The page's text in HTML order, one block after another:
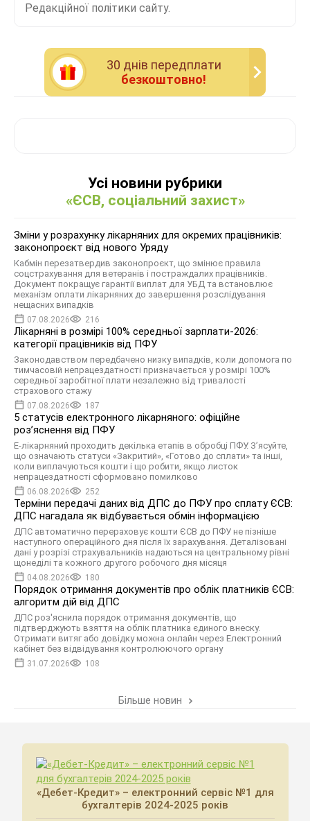
Редакційної політики сайту.
30 днiв передплати
безкоштовно!
Усі новини рубрики
«ЄСВ, соціальний захист»
Зміни у розрахунку лікарняних для окремих працівників:
законопроєкт від нового Уряду
Кабмін перезатвердив законопроєкт, що змінює правила
соцстрахування для ветеранів і постраждалих працівників.
Документ покращує гарантії виплат для УБД та встановлює
механізм оплати лікарняних до завершення розслідування
нещасних випадків
07.08.2026 216
Лікарняні в розмірі 100% середньої зарплати-2026:
категорії працівників від ПФУ
Законодавством передбачено низку випадків, коли допомога по
тимчасовій непрацездатності призначається у розмірі 100%
середньої заробітної плати незалежно від тривалості
страхового стажу
07.08.2026 187
5 статусів електронного лікарняного: офіційне
роз’яснення від ПФУ
Е-лікарняний проходить декілька етапів в обробці ПФУ. З’ясуйте,
що означають статуси «Закритий», «Готово до сплати» та інші,
коли виплачуються кошти і що робити, якщо листок
непрацездатності сформовано помилково
06.08.2026 252
Терміни передачі даних від ДПС до ПФУ про сплату ЄСВ:
ДПС нагадала як відбувається обмін інформацією
ДПС автоматично перераховує кошти ЄСВ до ПФУ не пізніше
наступного операційного дня після їх зарахування. Деталізовані
дані у розрізі страхувальників надаються на центральному рівні
щонеділі та кожного другого робочого дня місяця
04.08.2026 180
Порядок отримання документів про облік платників ЄСВ:
алгоритм дій від ДПС
ДПС роз'яснила порядок отримання документів, що
підтверджують взяття на облік платника єдиного внеску.
Отримати витяг або довідку можна онлайн через Електронний
кабінет без відвідування контролюючого органу
31.07.2026 108
Більше новин
«Дебет-Кредит» – електронний сервіс №1 для
бухгалтерів 2024-2025 років